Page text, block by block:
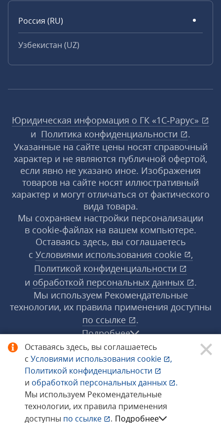
Оставаясь здесь, вы соглашаетесь
с Условиями использования cookie
,
Политикой конфиденциальности
и обработкой персональных данных
.
Мы используем Рекомендательные
технологии, их правила применения
доступны по ссылке . Подробнее
Россия (RU)
Узбекистан (UZ)
Юридическая информация о ГК «1С‑Рарус»
и Политика конфиденциальности
.
Указанные на сайте цены носят справочный
характер и не являются публичной офертой,
если явно не указано иное. Изображения
товаров на сайте носят иллюстративный
характер и могут отличаться от фактического
вида товара.
Мы сохраняем настройки персонализации
в cookie‑файлах на вашем компьютере.
Оставаясь здесь, вы соглашаетесь
с Условиями использования cookie
,
Политикой конфиденциальности
и обработкой персональных данных
.
Мы используем Рекомендательные
технологии, их правила применения доступны
по ссылке
.
Подробнее
© 1998−2026 «1С‑Рарус» ®. Все права
защищены.
Сообщить об ошибке